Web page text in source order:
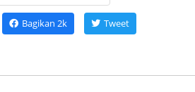
Bagikan 2k Tweet